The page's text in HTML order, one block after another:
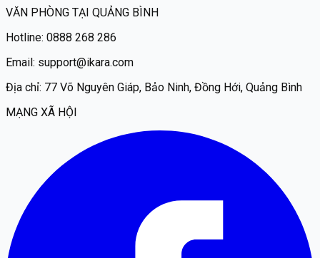
VĂN PHÒNG TẠI QUẢNG BÌNH
Hotline: 0888 268 286
Email: support@ikara.com
Địa chỉ: 77 Võ Nguyên Giáp, Bảo Ninh, Đồng Hới, Quảng Bình
MẠNG XÃ HỘI